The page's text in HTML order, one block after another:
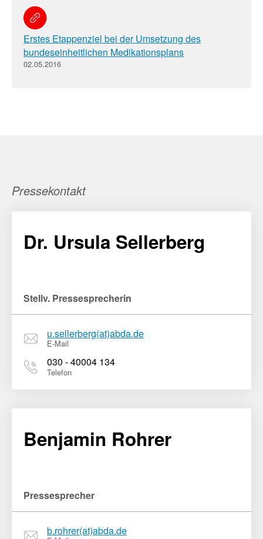
Erstes Etappenziel bei der Umsetzung des
bundeseinheitlichen Medikationsplans
02.05.2016
Pressekontakt
Dr. Ursula Sellerberg
Stellv. Pressesprecherin
u.sellerberg(at)abda.de
E-Mail
030 - 40004 134
Telefon
Benjamin Rohrer
Pressesprecher
b.rohrer(at)abda.de